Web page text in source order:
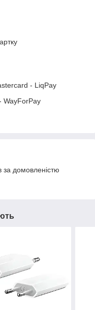
- LiqPay
WayForPay
за домовленістю